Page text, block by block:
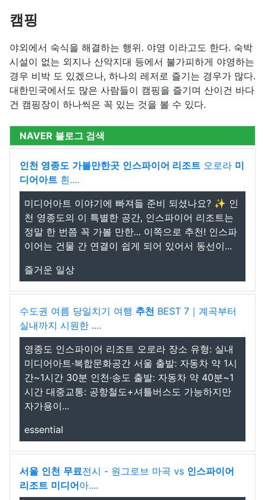
캠핑
야외에서 숙식을 해결하는 행위. 야영 이라고도 한다. 숙박
시설이 없는 외지나 산악지대 등에서 불가피하게 야영하는
경우 비박 도 있겠으나, 하나의 레저로 즐기는 경우가 많다.
대한민국에서도 많은 사람들이 캠핑을 즐기며 산이건 바다
건 캠핑장이 하나씩은 꼭 있는 것을 볼 수 있다.
NAVER 블로그 검색
인천 영종도 가볼만한곳 인스파이어 리조트 오로라 미
디어아트 흰....
미디어아트 이야기에 빠져들 준비 되셨나요? ✨ 인
천 영종도의 이 특별한 공간, 인스파이어 리조트는
정말 한 번쯤 꼭 가볼 만한... 이쪽으로 추천! 인스파
이어는 건물 간 연결이 쉽게 되어 있어서 동선이...
즐거운 일상
수도권 여름 당일치기 여행 추천 BEST 7｜계곡부터
실내까지 시원한 ....
영종도 인스파이어 리조트 오로라 장소 유형: 실내
미디어아트·복합문화공간 서울 출발: 자동차 약 1시
간~1시간 30분 인천·송도 출발: 자동차 약 40분~1
시간 대중교통: 공항철도+셔틀버스도 가능하지만
자가용이...
essential
서울 인천 무료전시 - 원그로브 마곡 vs 인스파이어
리조트 미디어아....